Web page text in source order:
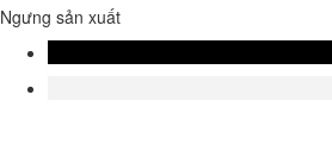
Ngưng sản xuất